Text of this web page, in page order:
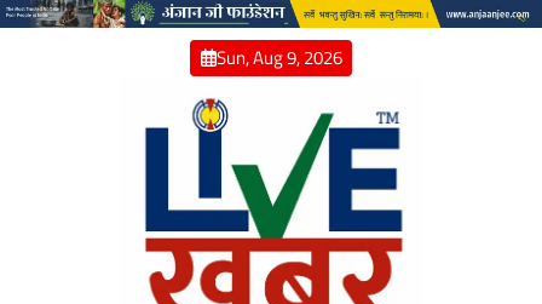
Skip
Sun, Aug 9, 2026